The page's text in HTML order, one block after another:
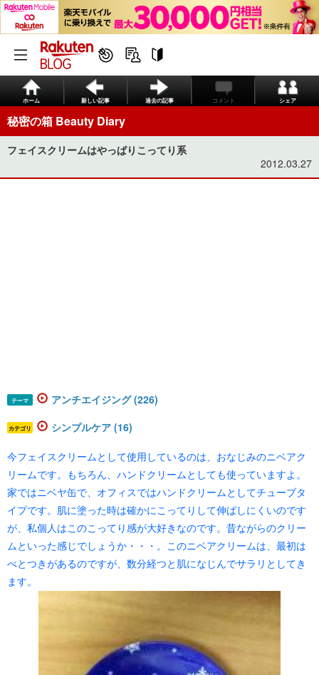
ホーム 新しい記事 過去の記事 コメント シェア
秘密の箱 Beauty Diary
フェイスクリームはやっぱりこってり系
2012.03.27
テーマ アンチエイジング (226)
カテゴリ シンプルケア (16)
今フェイスクリームとして使用しているのは、おなじみのニベアク
リームです。もちろん、ハンドクリームとしても使っていますよ。
家ではニベヤ缶で、オフィスではハンドクリームとしてチューブタ
イプです。肌に塗った時は確かにこってりして伸ばしにくいのです
が、私個人はこのこってり感が大好きなのです。昔ながらのクリー
ムといった感じでしょうか・・・。このニベアクリームは、最初は
べとつきがあるのですが、数分経つと肌になじんでサラリとしてき
ます。